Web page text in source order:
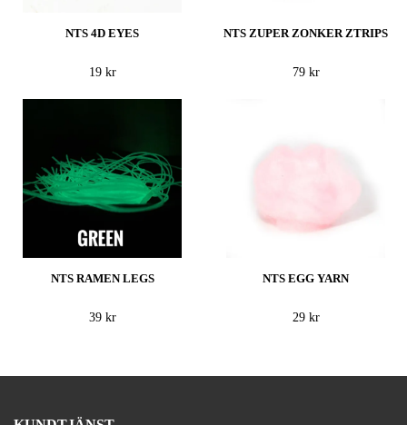
NTS 4D EYES
19 kr
NTS ZUPER ZONKER ZTRIPS
79 kr
NTS RAMEN LEGS
39 kr
NTS EGG YARN
29 kr